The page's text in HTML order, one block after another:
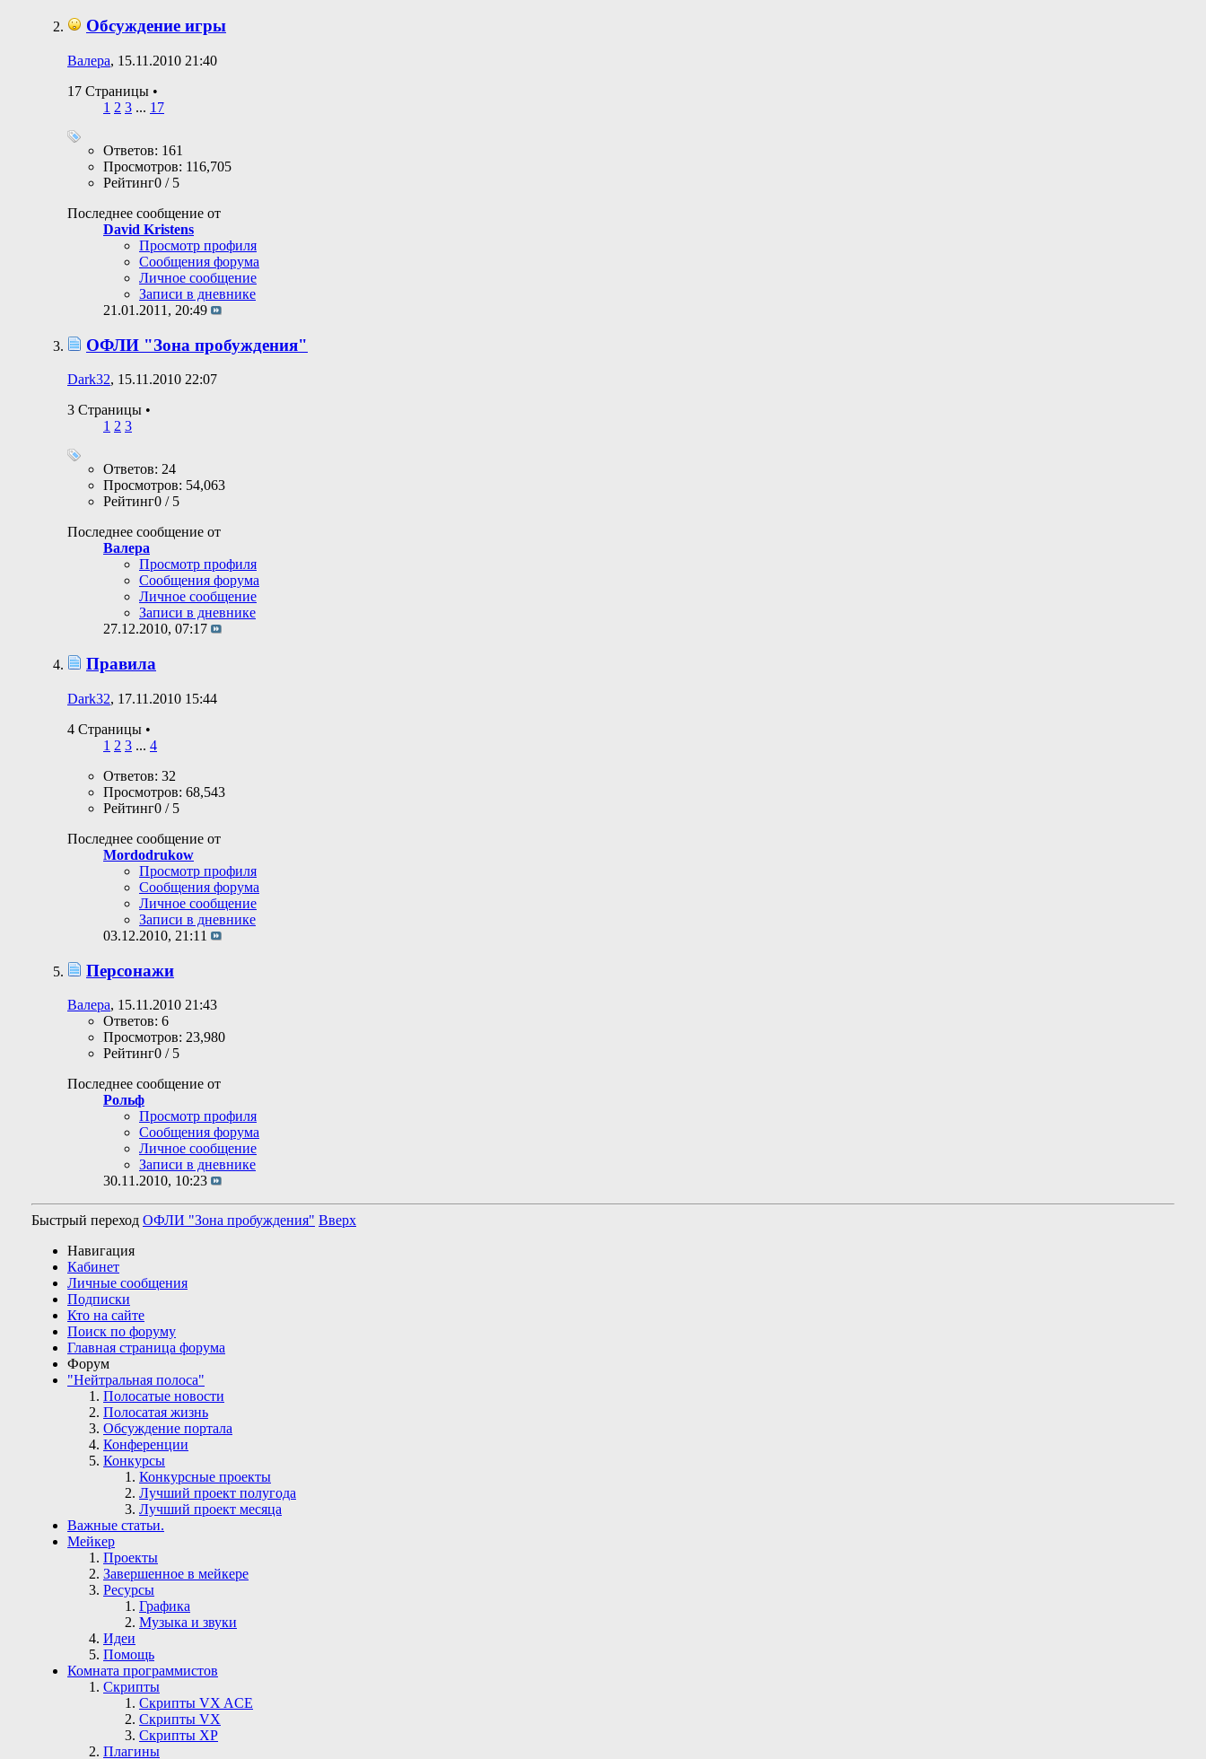
Обсуждение игры
Валера, 15.11.2010 21:40
17 Страницы •
1 2 3 ... 17
Ответов: 161
Просмотров: 116,705
Рейтинг0 / 5
Последнее сообщение от
David Kristens
Просмотр профиля
Сообщения форума
Личное сообщение
Записи в дневнике
21.01.2011, 20:49
ОФЛИ "Зона пробуждения"
Dark32, 15.11.2010 22:07
3 Страницы •
1 2 3
Ответов: 24
Просмотров: 54,063
Рейтинг0 / 5
Последнее сообщение от
Валера
Просмотр профиля
Сообщения форума
Личное сообщение
Записи в дневнике
27.12.2010, 07:17
Правила
Dark32, 17.11.2010 15:44
4 Страницы •
1 2 3 ... 4
Ответов: 32
Просмотров: 68,543
Рейтинг0 / 5
Последнее сообщение от
Mordodrukow
Просмотр профиля
Сообщения форума
Личное сообщение
Записи в дневнике
03.12.2010, 21:11
Персонажи
Валера, 15.11.2010 21:43
Ответов: 6
Просмотров: 23,980
Рейтинг0 / 5
Последнее сообщение от
Рольф
Просмотр профиля
Сообщения форума
Личное сообщение
Записи в дневнике
30.11.2010, 10:23
Быстрый переход ОФЛИ "Зона пробуждения" Вверх
Навигация
Кабинет
Личные сообщения
Подписки
Кто на сайте
Поиск по форуму
Главная страница форума
Форум
"Нейтральная полоса"
Полосатые новости
Полосатая жизнь
Обсуждение портала
Конференции
Конкурсы
Конкурсные проекты
Лучший проект полугода
Лучший проект месяца
Важные статьи.
Мейкер
Проекты
Завершенное в мейкере
Ресурсы
Графика
Музыка и звуки
Идеи
Помощь
Комната программистов
Скрипты
Скрипты VX ACE
Скрипты VX
Скрипты ХР
Плагины